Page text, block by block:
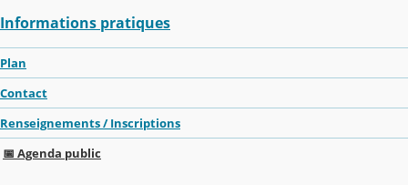
Informations pratiques
Plan
Contact
Renseignements / Inscriptions
📅 Agenda public